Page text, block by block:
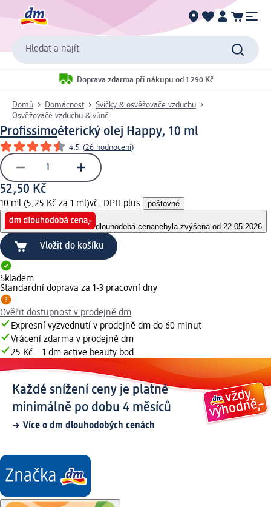
Hledat a najít
Doprava zdarma při nákupu od 1 290 Kč
Domů Domácnost
Svíčky & osvěžovače vzduchu
Osvěžovače vzduchu & vůně
Profissimoéterický olej Happy, 10 ml
4.5 (26 hodnocení)
52,50 Kč
10 ml (5,25 Kč za 1 ml)vč. DPH plus poštovné
dlouhodobá cenanebyla zvýšena od 22.05.2026
Vložit do košíku
Skladem
Standardní doprava za 1-3 pracovní dny
Ověřit dostupnost v prodejně dm
Expresní vyzvednutí v prodejně dm do 60 minut
Vrácení zdarma v prodejně dm
25 Kč = 1 dm active beauty bod
Každé snížení ceny je platné
minimálně po dobu 4 měsíců
Více o dm dlouhodobých cenách